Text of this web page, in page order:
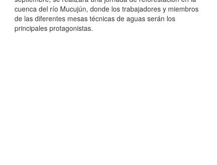
cuenca del río Mucujún, donde los trabajadores y miembros
de las diferentes mesas técnicas de aguas serán los
principales protagonistas.